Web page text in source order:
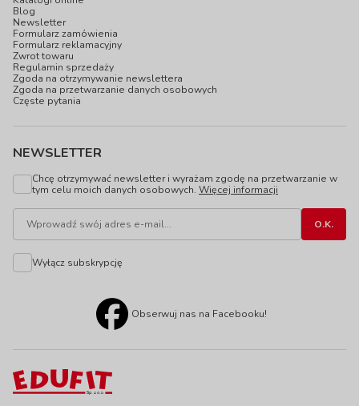
Blog
Newsletter
Formularz zamówienia
Formularz reklamacyjny
Zwrot towaru
Regulamin sprzedaży
Zgoda na otrzymywanie newslettera
Zgoda na przetwarzanie danych osobowych
Częste pytania
NEWSLETTER
Chcę otrzymywać newsletter i wyrażam zgodę na przetwarzanie w
tym celu moich danych osobowych. Więcej informacji
Wyłącz subskrypcję
Obserwuj nas na Facebooku!